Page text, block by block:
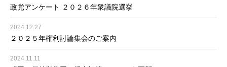
政党アンケート ２０２６年衆議院選挙
2024.12.27
２０２５年権利討論集会のご案内
2024.11.11